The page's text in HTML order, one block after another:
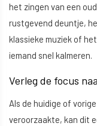
het zingen van een
rustgevend deuntje,
klassieke muziek of
iemand snel kalmeren.
Verleg de focus
Als de huidige of
veroorzaakte, kan dit